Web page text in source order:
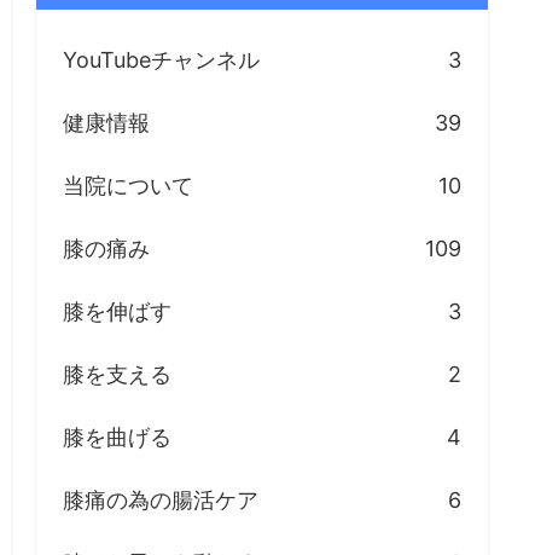
YouTubeチャンネル 3
健康情報 39
当院について 10
膝の痛み 109
膝を伸ばす 3
膝を支える 2
膝を曲げる 4
膝痛の為の腸活ケア 6